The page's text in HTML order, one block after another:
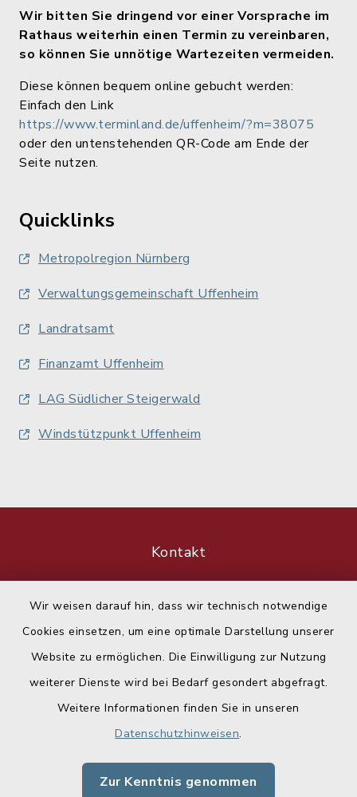
Wir weisen darauf hin, dass wir technisch notwendige
Cookies einsetzen, um eine optimale Darstellung unserer
Website zu ermöglichen. Die Einwilligung zur Nutzung
weiterer Dienste wird bei Bedarf gesondert abgefragt.
Weitere Informationen finden Sie in unseren
Datenschutzhinweisen.
Zur Kenntnis genommen
Wir bitten Sie dringend vor einer Vorsprache im
Rathaus weiterhin einen Termin zu vereinbaren,
so können Sie unnötige Wartezeiten vermeiden.
Diese können bequem online gebucht werden:
Einfach den Link
https://www.terminland.de/uffenheim/?m=38075
oder den untenstehenden QR-Code am Ende der
Seite nutzen.
Quicklinks
Metropolregion Nürnberg
Verwaltungsgemeinschaft Uffenheim
Landratsamt
Finanzamt Uffenheim
LAG Südlicher Steigerwald
Windstützpunkt Uffenheim
Kontakt
Datenschutz
Impressum
Sitemap
Cookie-Einstellungen